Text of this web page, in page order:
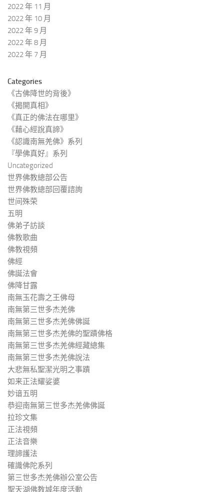
2022 年 11 月
2022 年 10 月
2022 年 9 月
2022 年 8 月
2022 年 7 月
Categories
《古佛降世的背後》
《揭開真相》
《真正的佛法在哪里》
《藉心經說真諦》
《認識南無羌佛》系列
『學佛真好』系列
Uncategorized
世界佛教總部公告
世界佛教總部回覆諮詢
世间殊荣
五明
佛弟子訪談
佛教歌曲
佛教視頻
佛經
佛誕法會
佛降甘露
南無玉花壽之王佛母
南無第三世多杰羌佛
南無第三世多杰羌佛佛誕
南無第三世多杰羌佛的聖蹟佛格
南無第三世多杰羌佛經藏總集
南無第三世多杰羌佛說法
大悲無私聖潔光明之事蹟
如来正法耀娑婆
妙谙五明
恭迎南無第三世多杰羌佛佛誕
拉珍文集
正法視頻
正法音樂
理諦護法
確識佛陀系列
第三世多杰羌佛辦公室公告
聖天湖佛教城年度活動